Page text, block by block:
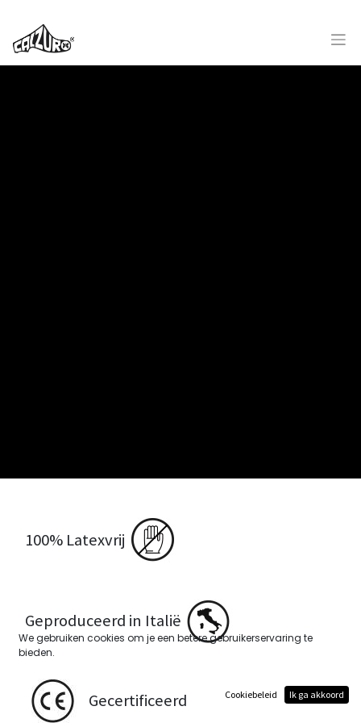
100% Latexvrij
Geproduceerd in Italië
Gecertificeerd
We gebruiken cookies om je een betere gebruikerservaring te
bieden.
Cookiebeleid Ik ga akkoord